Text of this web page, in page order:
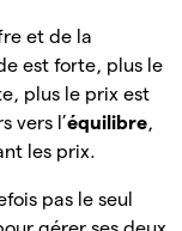
et de la
est forte, plus le
plus le prix est
vers l’équilibre,
les prix.
pas le seul